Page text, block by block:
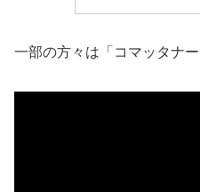
一部の方々は「コマッタナー